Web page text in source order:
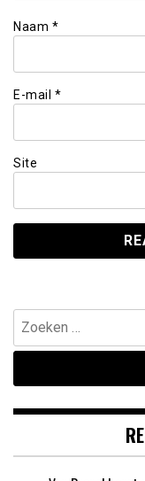
Naam *
E-mail *
Site
Zoeken
naar: